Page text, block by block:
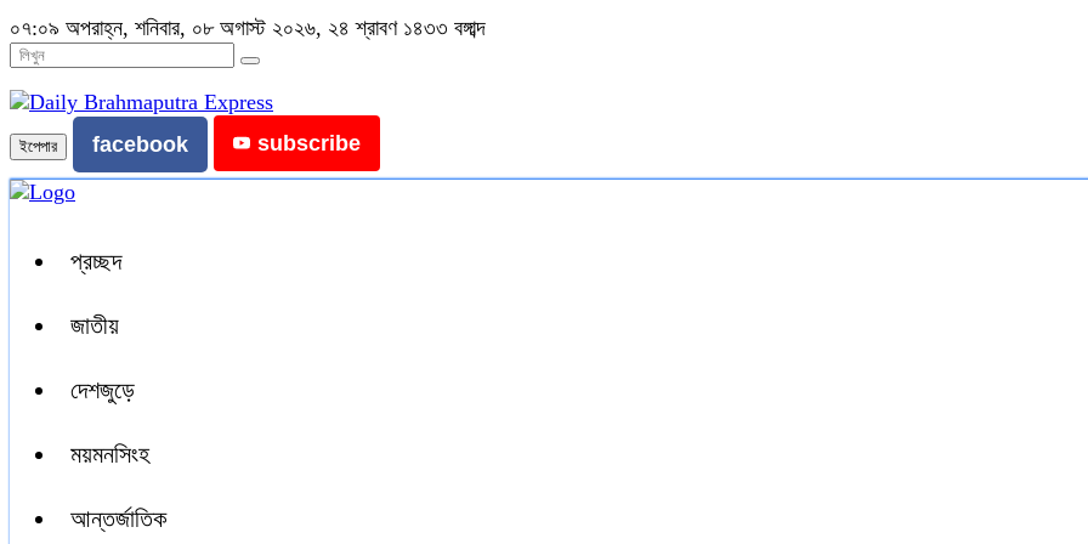
০৭:০৯ অপরাহ্ন, শনিবার, ০৮ অগাস্ট ২০২৬, ২৪ শ্রাবণ ১৪৩৩ বঙ্গাব্দ
ইপেপার facebook subscribe
প্রচ্ছদ
জাতীয়
দেশজুড়ে
ময়মনসিংহ
আন্তর্জাতিক